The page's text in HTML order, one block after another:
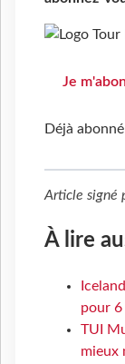
Je
Déjà
Article signé
À lire
pour 6
TUI
mieux